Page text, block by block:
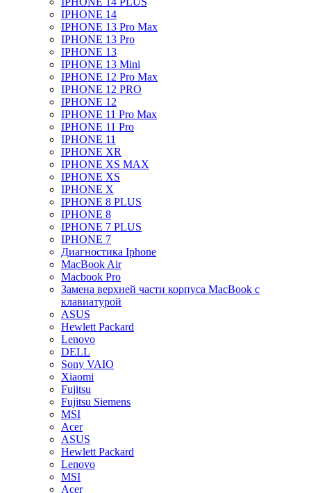
IPHONE 14
IPHONE 13 Pro Max
IPHONE 13 Pro
IPHONE 13
IPHONE 13 Mini
IPHONE 12 Pro Max
IPHONE 12 PRO
IPHONE 12
IPHONE 11 Pro Max
IPHONE 11 Pro
IPHONE 11
IPHONE XR
IPHONE XS MAX
IPHONE XS
IPHONE X
IPHONE 8 PLUS
IPHONE 8
IPHONE 7 PLUS
IPHONE 7
Диагностика Iphone
MacBook Air
Macbook Pro
Замена верхней части корпуса MacBook с
клавиатурой
ASUS
Hewlett Packard
Lenovo
DELL
Sony VAIO
Xiaomi
Fujitsu
Fujitsu Siemens
MSI
Acer
ASUS
Hewlett Packard
Lenovo
MSI
Acer